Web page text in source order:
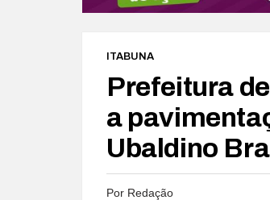
ITABUNA
Prefeitura
a
Ubaldino
Por Redação